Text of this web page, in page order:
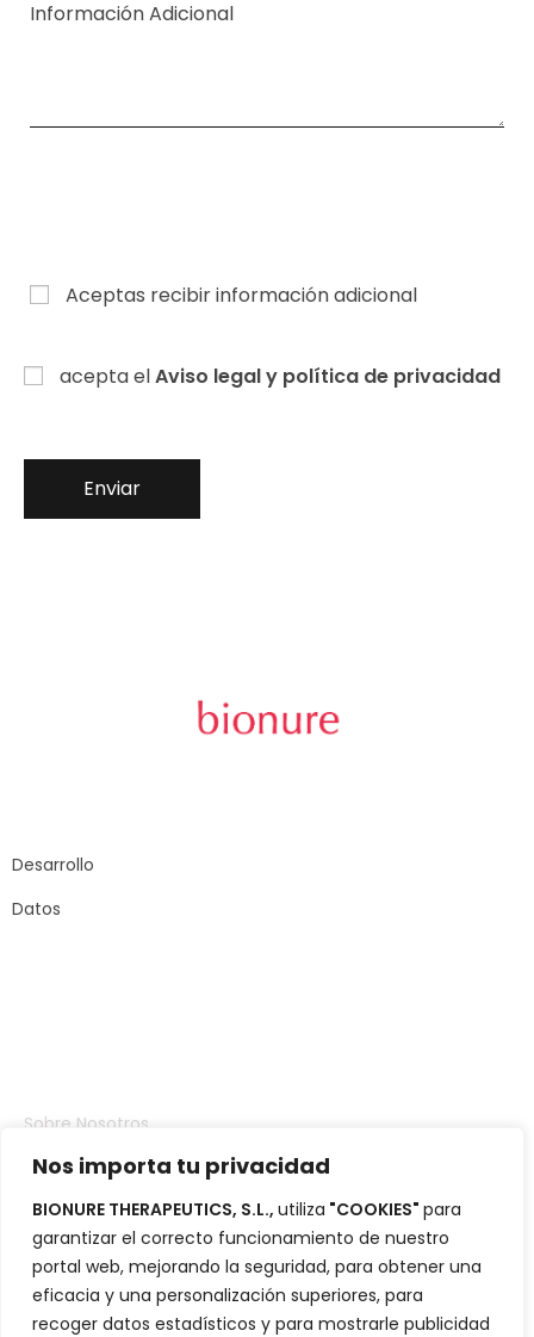
Nos importa tu privacidad
BIONURE THERAPEUTICS, S.L., utiliza "COOKIES" para
garantizar el correcto funcionamiento de nuestro
portal web, mejorando la seguridad, para obtener una
eficacia y una personalización superiores, para
recoger datos estadísticos y para mostrarle publicidad
Aceptas recibir información adicional
acepta elAviso legal y política de privacidad
Desarrollo
Datos
Sobre Nosotros
Inversores
Portafolio
Blog
Contacto